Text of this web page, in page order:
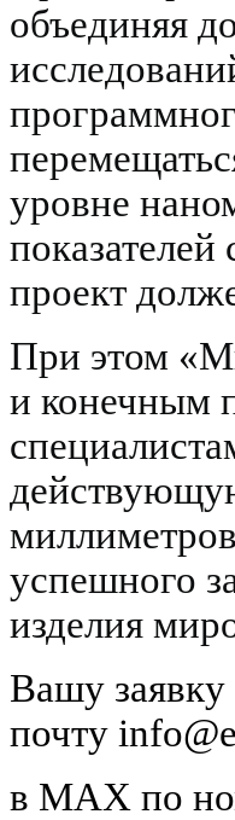
объединяя
уровне
проект
При этом
и конечным
успешного
изделия
Вашу
почту
в MAX по